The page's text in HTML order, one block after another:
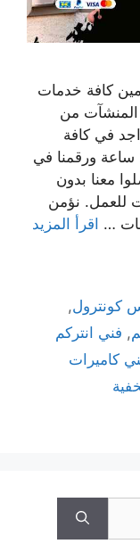
كافة خدمات
المنشآت من
في كافة
نواحي الشويخ السكنية وعلى مدار 24 ساعة ورقمنا في
معنا بدون
للعمل. نؤمن
… اقرأ المزيد
كونترول,
, فني انتركم
كاميرات